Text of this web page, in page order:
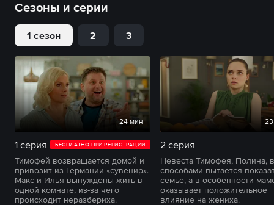
Сезоны и серии
1 сезон 2 3
24 мин
1 серия БЕСПЛАТНО ПРИ РЕГИСТРАЦИИ
Тимофей возвращается домой и
привозит из Германии «сувенир».
Макс и Илья вынуждены жить в
одной комнате, из-за чего
происходит неразбериха.
2 серия
Невеста Тимофея, Полина,
способами пытается
семье, а в особенности
оказывает положительное
влияние на жениха.